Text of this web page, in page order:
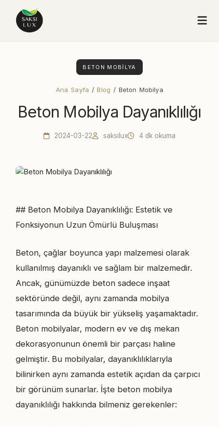
BETON MOBILYA
Ana Sayfa /Blog / Beton Mobilya
Beton Mobilya Dayanıklılığı
2024-03-22 saksilux 4 dk okuma
## Beton Mobilya Dayanıklılığı: Estetik ve
Fonksiyonun Uzun Ömürlü Buluşması
Beton, çağlar boyunca yapı malzemesi olarak
kullanılmış dayanıklı ve sağlam bir malzemedir.
Ancak, günümüzde beton sadece inşaat
sektöründe değil, aynı zamanda mobilya
tasarımında da büyük bir yükseliş yaşamaktadır.
Beton mobilyalar, modern ev ve dış mekan
dekorasyonunun önemli bir parçası haline
gelmiştir. Bu mobilyalar, dayanıklılıklarıyla
bilinirken aynı zamanda estetik açıdan da çarpıcı
bir görünüm sunarlar. İşte beton mobilya
dayanıklılığı hakkında bilmeniz gerekenler: